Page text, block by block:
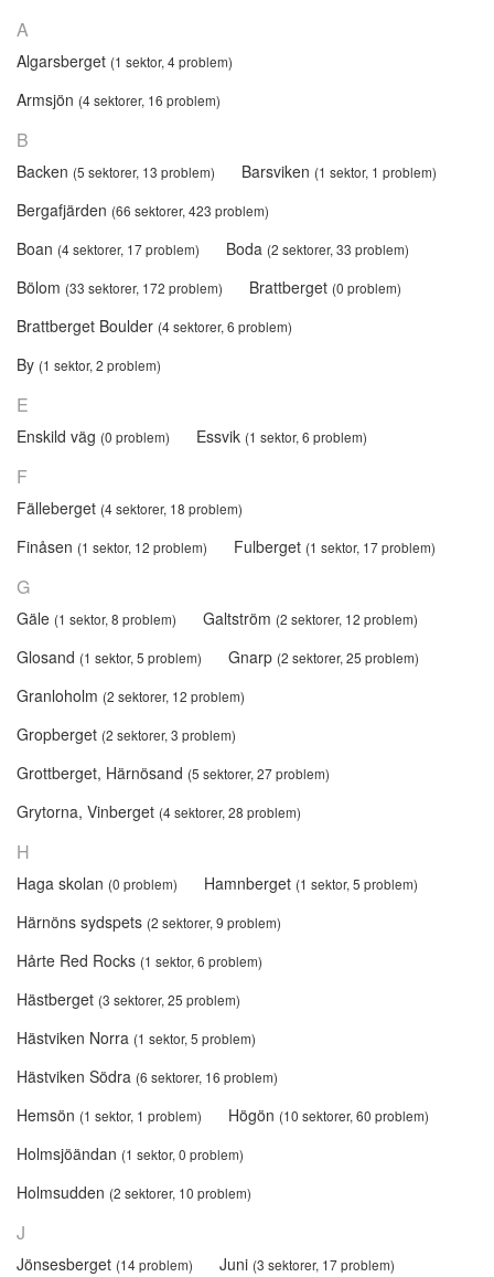
A
Algarsberget (1 sektor, 4 problem)
Armsjön (4 sektorer, 16 problem)
B
Backen (5 sektorer, 13 problem) Barsviken (1 sektor, 1 problem)
Bergafjärden (66 sektorer, 423 problem)
Boan (4 sektorer, 17 problem) Boda (2 sektorer, 33 problem)
Bölom (33 sektorer, 172 problem) Brattberget (0 problem)
Brattberget Boulder (4 sektorer, 6 problem)
By (1 sektor, 2 problem)
E
Enskild väg (0 problem) Essvik (1 sektor, 6 problem)
F
Fälleberget (4 sektorer, 18 problem)
Finåsen (1 sektor, 12 problem) Fulberget (1 sektor, 17 problem)
G
Gäle (1 sektor, 8 problem) Galtström (2 sektorer, 12 problem)
Glosand (1 sektor, 5 problem) Gnarp (2 sektorer, 25 problem)
Granloholm (2 sektorer, 12 problem)
Gropberget (2 sektorer, 3 problem)
Grottberget, Härnösand (5 sektorer, 27 problem)
Grytorna, Vinberget (4 sektorer, 28 problem)
H
Haga skolan (0 problem) Hamnberget (1 sektor, 5 problem)
Härnöns sydspets (2 sektorer, 9 problem)
Hårte Red Rocks (1 sektor, 6 problem)
Hästberget (3 sektorer, 25 problem)
Hästviken Norra (1 sektor, 5 problem)
Hästviken Södra (6 sektorer, 16 problem)
Hemsön (1 sektor, 1 problem) Högön (10 sektorer, 60 problem)
Holmsjöändan (1 sektor, 0 problem)
Holmsudden (2 sektorer, 10 problem)
J
Jönsesberget (14 problem) Juni (3 sektorer, 17 problem)